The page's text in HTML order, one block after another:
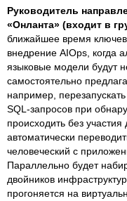
Руководитель
«Онланта» (входит в
ближайшее время
внедрение AIOps, когда
языковые модели будут
самостоятельно
например,
SQL-запросов при
происходить без
автоматически
человеческий с
Параллельно будет
двойников
прогоняется на